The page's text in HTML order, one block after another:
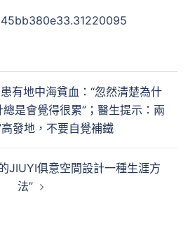
有地中海貧血：“忽然清楚為什
是會覺得很累”；醫生提示：兩
高發地，不要自覺補鐵
JIUYI俱意空間設計一種生涯方
法”